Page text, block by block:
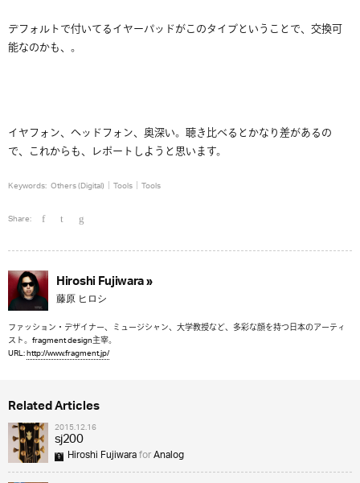
デフォルトで付いてるイヤーパッドがこのタイプということで、交換可
能なのかも、。
イヤフォン、ヘッドフォン、奥深い。聴き比べるとかなり差があるの
で、これからも、レポートしようと思います。
Keywords: Others (Digital) Tools Tools
Share:
Hiroshi Fujiwara »
藤原 ヒロシ
ファッション・デザイナー、ミュージシャン、大学教授など、多彩な顔を持つ日本のアーティ
スト。fragment design主宰。
URL:http://www.fragment.jp/
Related Articles
2015.12.16
sj200
Hiroshi FujiwaraforAnalog